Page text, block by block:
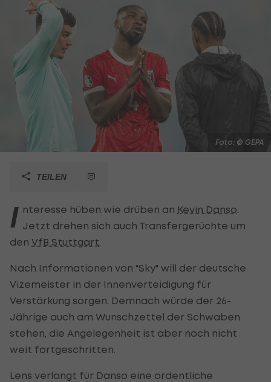
Foto: © GEPA
TEILEN
I nteresse hüben wie drüben an Kevin Danso
Jetzt drehen sich auch Transfergerüchte um
den VfB Stuttgart
Nach Informationen von "Sky" will der deutsche
Vizemeister in der Innenverteidigung für
Verstärkung sorgen. Demnach würde der 26-
Jährige auch am Wunschzettel der Schwaben
stehen, die Angelegenheit ist aber noch nicht
weit fortgeschritten.
Lens verlangt für Danso eine ordentliche